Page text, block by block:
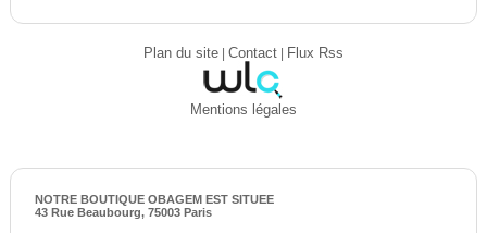
Plan du site| Contact| Flux Rss
Mentions légales
NOTRE BOUTIQUE OBAGEM EST SITUEE
43 Rue Beaubourg, 75003 Paris